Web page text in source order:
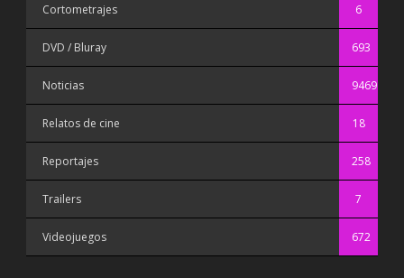
Cortometrajes 6
DVD / Bluray 693
Noticias 9469
Relatos de cine 18
Reportajes 258
Trailers 7
Videojuegos 672